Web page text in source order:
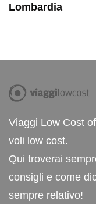
Lombardia
Viaggi Low Cost
voli low cost.
Qui troverai
consigli e come
sempre relativo!